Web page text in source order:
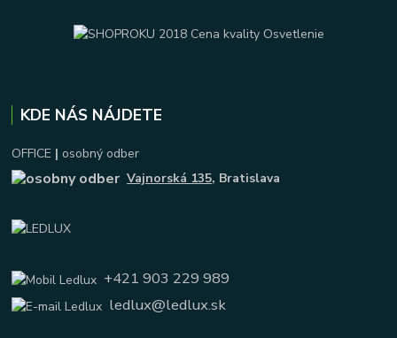
KDE NÁS NÁJDETE
OFFICE | osobný odber
Vajnorská 135, Bratislava
+421 903 229 989
ledlux@ledlux.sk